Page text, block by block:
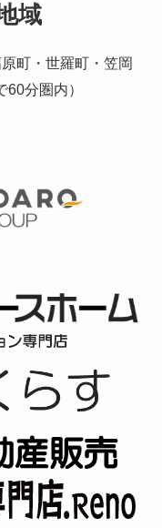
域
町・世羅町・笠岡
分圏内）